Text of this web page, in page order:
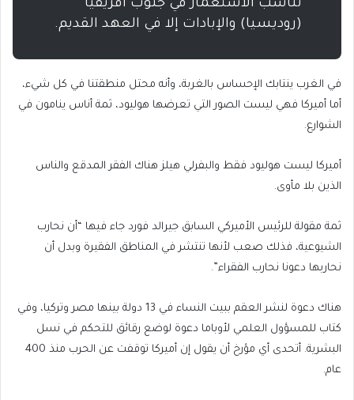
تناسب الاستعمار في جنوب أفريقيا
(روديسيا) والإبادات إلا في العهد القديم.
في الغرب ينتابك الإحساس بالغربة، وأنه محتل منطقتنا في كل شيء،
أما أميركا فهي ليست الصور التي تعرضها هوليود، ثمة أناس ينامون في
الشوارع.
أميركا ليست هوليود فقط والبفرلي هيلز هناك الفقر المدقع والناس
الذين بلا مأوى.
ثمة مقولة للرئيس الأميركي السابق جيرالد فورد جاء فيها “أن نحارب
الشيوعية، فذلك صعب لأنها تنتشر في المناطق الفقيرة وبدل أن
نحاربها دعونا نحارب الفقراء”.
هناك دعوة لنشر العقم ببيت النساء في 13 دولة بينها مصر وتركيا، وفي
كتاب للمسؤول العلمي لأوباما دعوة لوضع رقائق للتحكم في نسل
البشرية. أتحدى أي مؤرخ أن يقول إن أميركا توقفت عن الحرب منذ 400
عام.